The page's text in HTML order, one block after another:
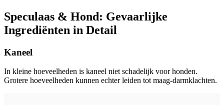
Speculaas & Hond: Gevaarlijke
Ingrediënten in Detail
Kaneel
In kleine hoeveelheden is kaneel niet schadelijk voor honden.
Grotere hoeveelheden kunnen echter leiden tot maag-darmklachten.